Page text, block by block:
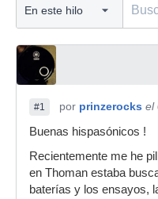
#1 por prinzerocks el
Buenas hispasónicos !
Recientemente me he
en Thoman estaba
baterías y los ensayos,